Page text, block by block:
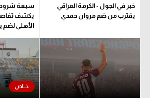
خبر في الجول - الكرمة العراقي
يقترب من ضم مروان حمدي
سبعة
يكشف
الأهلي لضم